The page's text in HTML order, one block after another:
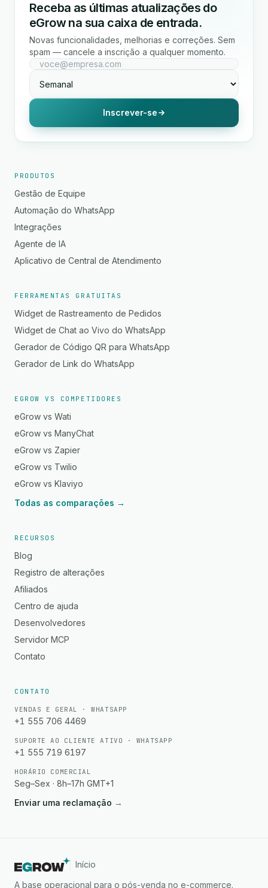
Receba as últimas atualizações do
eGrow na sua caixa de entrada.
Novas funcionalidades, melhorias e correções. Sem
spam — cancele a inscrição a qualquer momento.
Inscrever-se
PRODUTOS
Gestão de Equipe
Automação do WhatsApp
Integrações
Agente de IA
Aplicativo de Central de Atendimento
FERRAMENTAS GRATUITAS
Widget de Rastreamento de Pedidos
Widget de Chat ao Vivo do WhatsApp
Gerador de Código QR para WhatsApp
Gerador de Link do WhatsApp
EGROW VS COMPETIDORES
eGrow vs Wati
eGrow vs ManyChat
eGrow vs Zapier
eGrow vs Twilio
eGrow vs Klaviyo
Todas as comparações →
RECURSOS
Blog
Registro de alterações
Afiliados
Centro de ajuda
Desenvolvedores
Servidor MCP
Contato
CONTATO
VENDAS E GERAL · WHATSAPP
+1 555 706 4469
SUPORTE AO CLIENTE ATIVO · WHATSAPP
+1 555 719 6197
HORÁRIO COMERCIAL
Seg–Sex · 8h–17h GMT+1
Enviar uma reclamação →
Início
A base operacional para o pós-venda no e-commerce.